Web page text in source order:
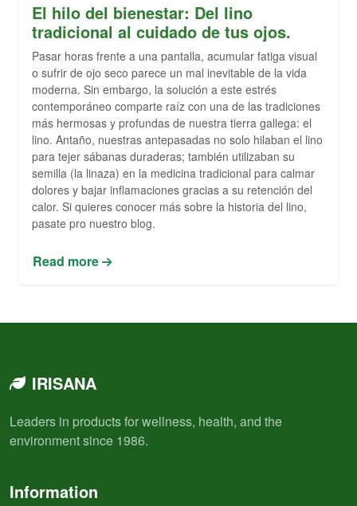
El hilo del bienestar: Del lino
tradicional al cuidado de tus ojos.
Pasar horas frente a una pantalla, acumular fatiga visual
o sufrir de ojo seco parece un mal inevitable de la vida
moderna. Sin embargo, la solución a este estrés
contemporáneo comparte raíz con una de las tradiciones
más hermosas y profundas de nuestra tierra gallega: el
lino. Antaño, nuestras antepasadas no solo hilaban el lino
para tejer sábanas duraderas; también utilizaban su
semilla (la linaza) en la medicina tradicional para calmar
dolores y bajar inflamaciones gracias a su retención del
calor. Si quieres conocer más sobre la historia del lino,
pasate pro nuestro blog.
Read more
IRISANA
Leaders in products for wellness, health, and the
environment since 1986.
Information